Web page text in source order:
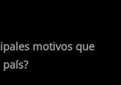
motivos que